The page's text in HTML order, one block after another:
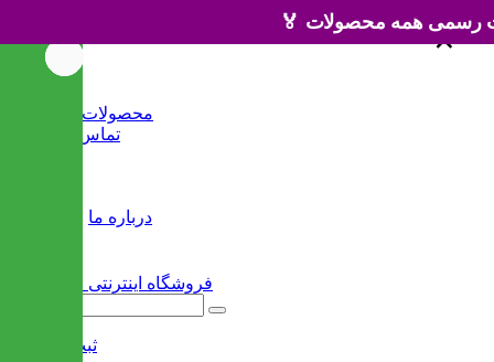
محصولات جدید
تماس با ما
درباره ما
ثبت نام
×
×